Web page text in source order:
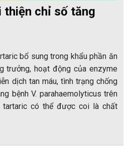
chỉ số tăng
bổ sung trong khẩu phần ăn
trưởng, hoạt động của enzyme
dịch tan máu, tình trạng chống
bệnh V. parahaemolyticus trên
tartaric có thể được coi là chất